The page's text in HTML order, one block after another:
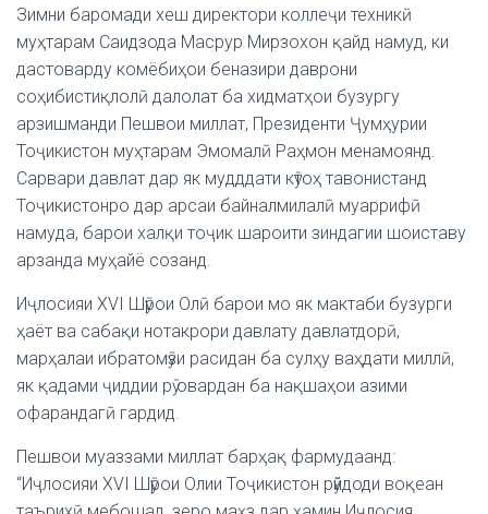
Зимни баромади хеш директори коллеҷи техникӣ
муҳтарам Саидзода Масрур Мирзохон қайд намуд, ки
дастоварду комёбиҳои беназири даврони
соҳибистиқлолӣ далолат ба хидматҳои бузургу
арзишманди Пешвои миллат, Президенти Ҷумҳурии
Тоҷикистон муҳтарам Эмомалӣ Раҳмон менамоянд.
Сарвари давлат дар як мудддати кӯтоҳ тавонистанд
Тоҷикистонро дар арсаи байналмилалӣ муаррифӣ
намуда, барои халқи тоҷик шароити зиндагии шоиставу
арзанда муҳайё созанд.
Иҷлосияи ХVI Шӯрои Олӣ барои мо як мактаби бузурги
ҳаёт ва сабақи нотакрори давлату давлатдорӣ,
марҳалаи ибратомӯзи расидан ба сулҳу ваҳдати миллӣ,
як қадами ҷиддии рӯ овардан ба нақшаҳои азими
офарандагӣ гардид.
Пешвои муаззами миллат барҳақ фармудаанд:
“Иҷлосияи XVI Шӯрои Олии Тоҷикистон рӯйдоди воқеан